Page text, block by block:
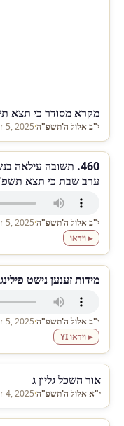
מקרא מסודר כי תצא
י"ב אלול ה'תשפ"ה·
5, 2025
460. תשובה
ערב שבת כי תצא
י"ב אלול ה'תשפ"ה·
5, 2025
▸ וידאו
מידות זענען נישט
י"ב אלול ה'תשפ"ה·
5, 2025
▸ וידאו YI
אור השכל גליון ג
י"א אלול ה'תשפ"ה·
4, 2025